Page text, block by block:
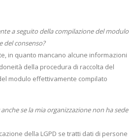
a seguito della compilazione del modulo
del consenso?
in quanto mancano alcune informazioni
della procedura di raccolta del
modulo effettivamente compilato
se la mia organizzazione non ha sede
della LGPD se tratti dati di persone